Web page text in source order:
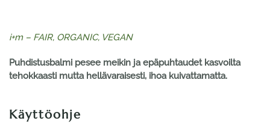
100
ml
määrä
i+m – FAIR, ORGANIC, VEGAN
Puhdistusbalmi pesee meikin ja epäpuhtaudet kasvoilta
tehokkaasti mutta hellävaraisesti, ihoa kuivattamatta.
Käyttöohje